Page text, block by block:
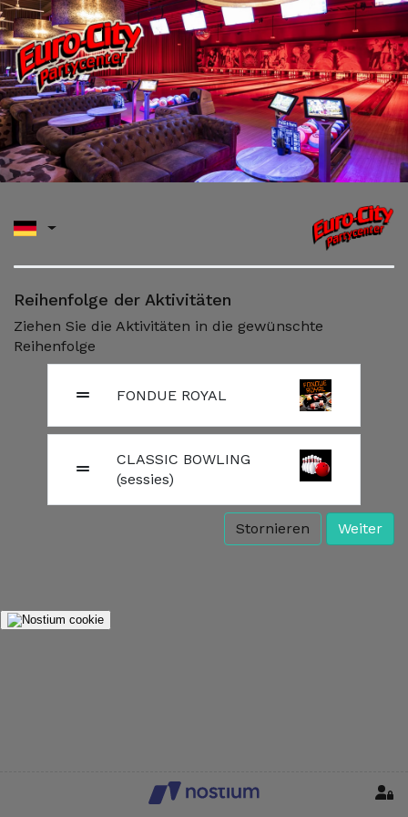
Reihenfolge der Aktivitäten
Ziehen Sie die Aktivitäten in die gewünschte
Reihenfolge
FONDUE ROYAL
CLASSIC BOWLING
(sessies)
Stornieren Weiter